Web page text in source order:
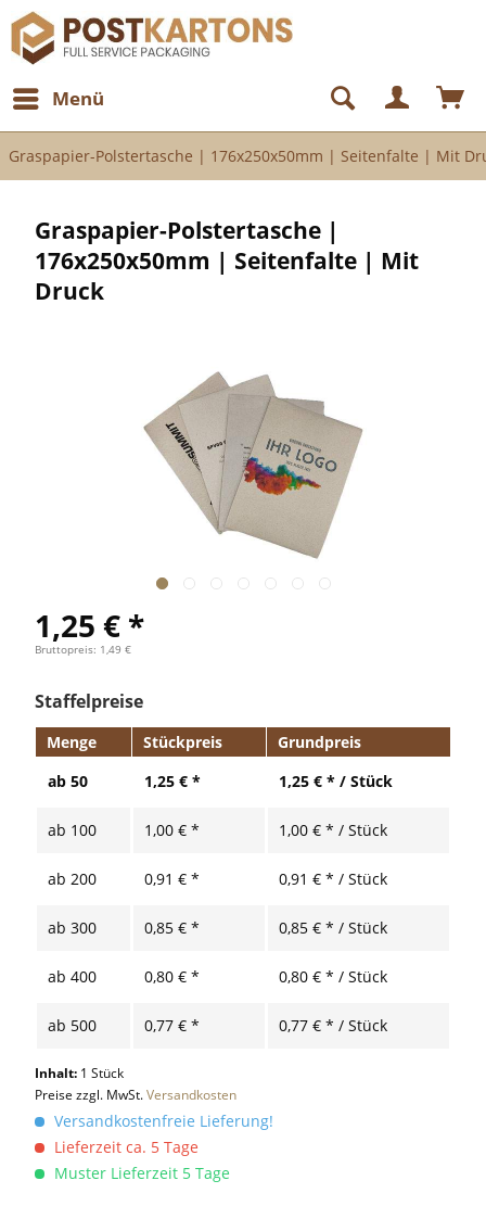
Menü
Graspapier-Polstertasche | 176x250x50mm | Seitenfalte | Mit
Graspapier-Polstertasche |
176x250x50mm | Seitenfalte | Mit
Druck
1,25 € *
Bruttopreis: 1,49 €
Staffelpreise
Menge Stückpreis
Grundpreis
ab 50 1,25 € * 1,25 € * / Stück
ab 100 1,00 € * 1,00 € * / Stück
ab 200 0,91 € * 0,91 € * / Stück
ab 300 0,85 € * 0,85 € * / Stück
ab 400 0,80 € * 0,80 € * / Stück
ab 500 0,77 € * 0,77 € * / Stück
Inhalt: 1 Stück
Preise zzgl. MwSt.Versandkosten
Versandkostenfreie Lieferung!
Lieferzeit ca. 5 Tage
Muster Lieferzeit 5 Tage